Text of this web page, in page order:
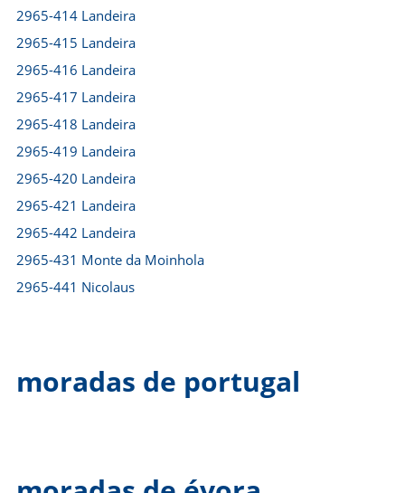
2965-414 Landeira
2965-415 Landeira
2965-416 Landeira
2965-417 Landeira
2965-418 Landeira
2965-419 Landeira
2965-420 Landeira
2965-421 Landeira
2965-442 Landeira
2965-431 Monte da Moinhola
2965-441 Nicolaus
moradas de portugal